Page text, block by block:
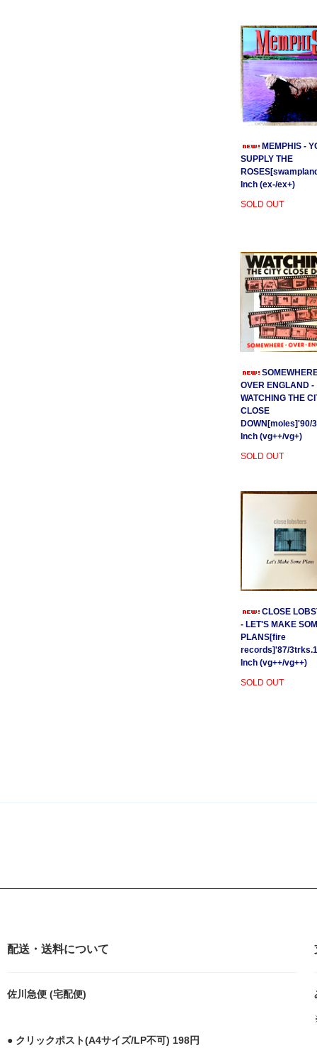
MEMPHIS -
SUPPLY THE
Inch (ex-/ex+)
SOLD OUT
OVER ENGLAND -
WATCHING THE
CLOSE
DOWN[moles]'90/
Inch (vg++/vg+)
SOLD OUT
CLOSE
- LET'S MAKE
PLANS[fire
records]'87/
Inch (vg++/vg++)
SOLD OUT
配送・送料について
佐川急便 (宅配便)
● クリックポスト(A4サイズ/LP不可) 198円